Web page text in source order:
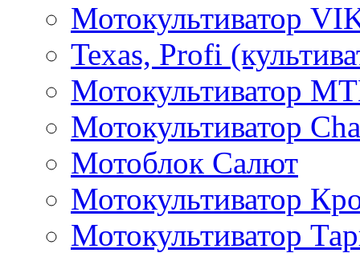
Мотокультиватор
Texas, Profi
Мотокультиватор
Мотокультиватор
Мотоблок Салют
Мотокультиватор
Мотокультиватор